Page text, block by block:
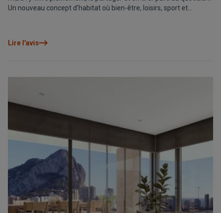
Un nouveau concept d’habitat où bien-être, loisirs, sport et
Lire l'avis